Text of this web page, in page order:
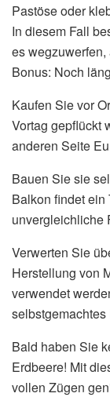
Pastöse oder
In diesem Fall
es
Bonus: Noch
Kaufen Sie vor
Vortag gepflückt
anderen Seite
Bauen Sie sie
Balkon findet ein
unvergleichliche
Verwerten Sie
Herstellung von
verwendet
Bald haben Sie
Erdbeere! Mit
vollen Zügen